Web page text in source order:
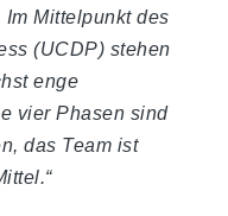
Mittelpunkt des
(UCDP) stehen
enge
vier Phasen sind
das Team ist